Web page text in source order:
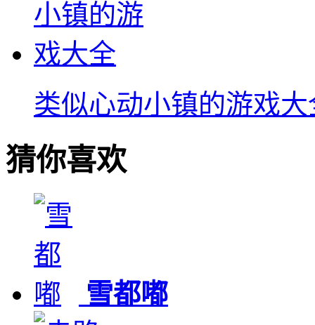
类似心动小镇的游戏大
猜你喜欢
雪都嘟